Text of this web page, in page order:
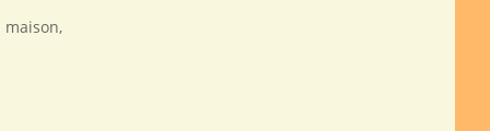
maison,